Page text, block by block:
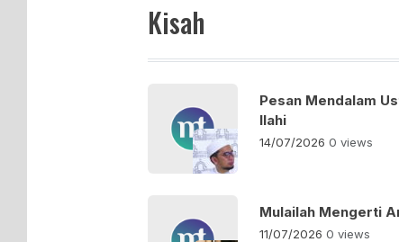
Kisah
Pesan Mendalam
Ilahi
14/07/2026 0 views
Mulailah Mengerti
11/07/2026 0 views